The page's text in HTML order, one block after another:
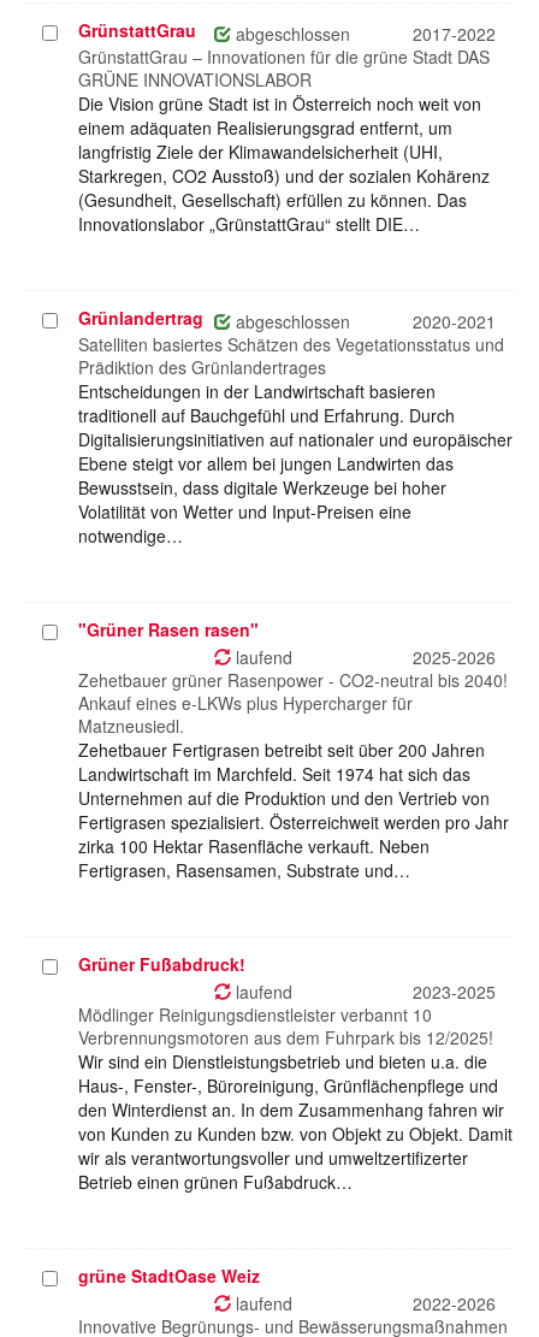
Projekt
auswählen
GrünstattGrau abgeschlossen
2017-2022
GrünstattGrau – Innovationen für die grüne Stadt DAS
GRÜNE INNOVATIONSLABOR
Die Vision grüne Stadt ist in Österreich noch weit von
einem adäquaten Realisierungsgrad entfernt, um
langfristig Ziele der Klimawandelsicherheit (UHI,
Starkregen, CO2 Ausstoß) und der sozialen Kohärenz
(Gesundheit, Gesellschaft) erfüllen zu können. Das
Innovationslabor „GrünstattGrau“ stellt DIE…
Projekt
auswählen
Grünlandertrag abgeschlossen
2020-2021
Satelliten basiertes Schätzen des Vegetationsstatus und
Prädiktion des Grünlandertrages
Entscheidungen in der Landwirtschaft basieren
traditionell auf Bauchgefühl und Erfahrung. Durch
Digitalisierungsinitiativen auf nationaler und europäischer
Ebene steigt vor allem bei jungen Landwirten das
Bewusstsein, dass digitale Werkzeuge bei hoher
Volatilität von Wetter und Input-Preisen eine
notwendige…
Projekt"Grüner Rasen rasen"
laufend
2025-2026
Zehetbauer grüner Rasenpower - CO2-neutral bis 2040!
Ankauf eines e-LKWs plus Hypercharger für
Matzneusiedl.
Zehetbauer Fertigrasen betreibt seit über 200 Jahren
Landwirtschaft im Marchfeld. Seit 1974 hat sich das
Unternehmen auf die Produktion und den Vertrieb von
Fertigrasen spezialisiert. Österreichweit werden pro Jahr
zirka 100 Hektar Rasenfläche verkauft. Neben
Fertigrasen, Rasensamen, Substrate und…
ProjektGrüner Fußabdruck!
laufend
2023-2025
Mödlinger Reinigungsdienstleister verbannt 10
Verbrennungsmotoren aus dem Fuhrpark bis 12/2025!
Wir sind ein Dienstleistungsbetrieb und bieten u.a. die
Haus-, Fenster-, Büroreinigung, Grünflächenpflege und
den Winterdienst an. In dem Zusammenhang fahren wir
von Kunden zu Kunden bzw. von Objekt zu Objekt. Damit
wir als verantwortungsvoller und umweltzertifizerter
Betrieb einen grünen Fußabdruck…
Projektgrüne StadtOase Weiz
laufend
2022-2026
Innovative Begrünungs- und Bewässerungsmaßnahmen